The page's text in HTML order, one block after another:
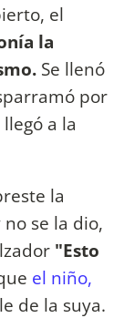
el
la
Se llenó
por
a la
la
se la dio,
"Esto
el niño,
de la suya.